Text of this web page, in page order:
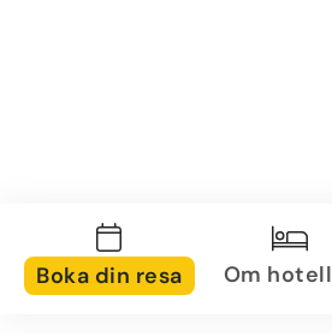
Boka din resa Om